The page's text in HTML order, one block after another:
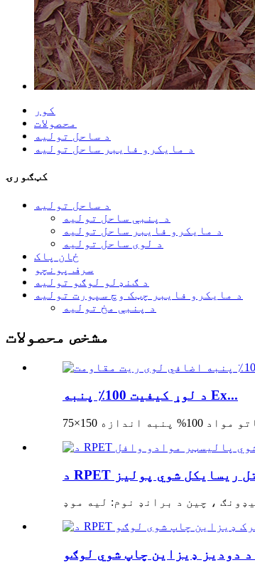
کور
محصولات
د ساحل تولیه
د مایکرو فایبر ساحل تولیه
کټګورۍ
د ساحل تولیه
د پنبې ساحل تولیه
د مایکرو فایبر ساحل تولیه
د لوی ساحل تولیه
ځان پاک
سرف پونچو
د ګنډلو لوګو تولیه
د مایکرو فایبر چټک وچ سپورت تولیه
د پنبې مخ تولیه
مشخص محصولات
د لوړ کیفیت 100٪ پنبه Ex...